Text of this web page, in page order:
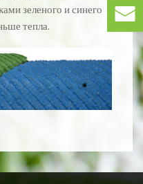
зеленого и синего
тепла.